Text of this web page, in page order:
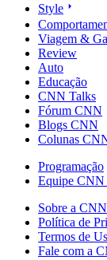
Style
Viagem &
Review
Auto
Educação
CNN Talks
Fórum CNN
Blogs CNN
Colunas
Programação
Equipe CNN
Sobre a CNN
Política de
Termos de
Fale com a